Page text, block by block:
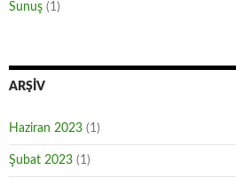
Sunuş (1)
ARŞIV
Haziran 2023 (1)
Şubat 2023 (1)